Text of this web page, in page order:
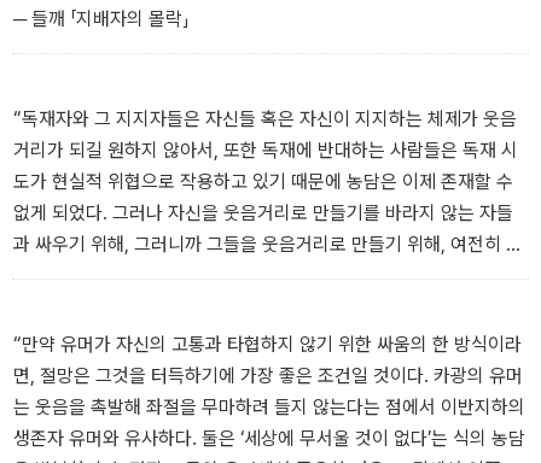
─ 들깨 「지배자의 몰락」
“독재자와 그 지지자들은 자신들 혹은 자신이 지지하는 체제가 웃음
거리가 되길 원하지 않아서, 또한 독재에 반대하는 사람들은 독재 시
도가 현실적 위협으로 작용하고 있기 때문에 농담은 이제 존재할 수
없게 되었다. 그러나 자신을 웃음거리로 만들기를 바라지 않는 자들
과 싸우기 위해, 그러니까 그들을 웃음거리로 만들기 위해, 여전히 무
기로서의 농담은 필요하다”
“만약 유머가 자신의 고통과 타협하지 않기 위한 싸움의 한 방식이라
면, 절망은 그것을 터득하기에 가장 좋은 조건일 것이다. 카광의 유머
는 웃음을 촉발해 좌절을 무마하려 들지 않는다는 점에서 이반지하의
생존자 유머와 유사하다. 둘은 ‘세상에 무서울 것이 없다’는 식의 농담